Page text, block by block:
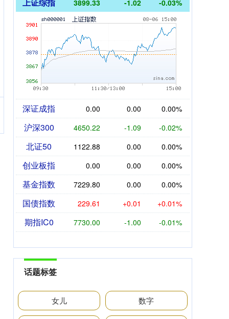
3899.33 -1.02 -0.03%
深证成指 0.00 0.00 0.00%
沪深300 4650.22 -1.09 -0.02%
北证50 1122.88 0.00 0.00%
创业板指 0.00 0.00 0.00%
基金指数 7229.80 0.00 0.00%
国债指数 229.61 +0.01 +0.01%
期指IC0 7730.00 -1.00 -0.01%
话题标签
女儿 数字